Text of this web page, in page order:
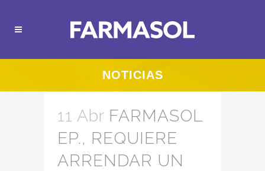
NOTICIAS
11 Abr FARMASOL
EP., REQUIERE
ARRENDAR UN